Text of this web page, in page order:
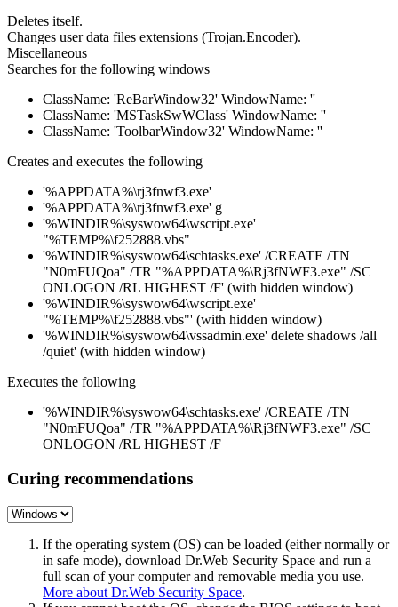
Deletes itself.
Changes user data files extensions (Trojan.Encoder).
Miscellaneous
Searches for the following windows
ClassName: 'ReBarWindow32' WindowName: ''
ClassName: 'MSTaskSwWClass' WindowName: ''
ClassName: 'ToolbarWindow32' WindowName: ''
Creates and executes the following
'%APPDATA%\rj3fnwf3.exe'
'%APPDATA%\rj3fnwf3.exe' g
'%WINDIR%\syswow64\wscript.exe'
"%TEMP%\f252888.vbs"
'%WINDIR%\syswow64\schtasks.exe' /CREATE /TN
"N0mFUQoa" /TR "%APPDATA%\Rj3fNWF3.exe" /SC
ONLOGON /RL HIGHEST /F' (with hidden window)
'%WINDIR%\syswow64\wscript.exe'
"%TEMP%\f252888.vbs"' (with hidden window)
'%WINDIR%\syswow64\vssadmin.exe' delete shadows /all
/quiet' (with hidden window)
Executes the following
'%WINDIR%\syswow64\schtasks.exe' /CREATE /TN
"N0mFUQoa" /TR "%APPDATA%\Rj3fNWF3.exe" /SC
ONLOGON /RL HIGHEST /F
Curing recommendations
If the operating system (OS) can be loaded (either normally or
in safe mode), download Dr.Web Security Space and run a
full scan of your computer and removable media you use.
More about Dr.Web Security Space.